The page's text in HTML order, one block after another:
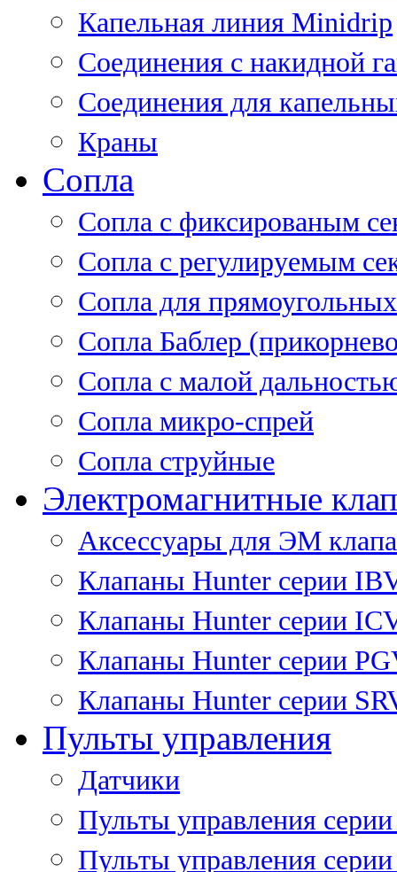
Капельная линия Minidrip
Соединения с накидной
Соединения для
Краны
Сопла
Cопла с фиксированым
Сопла с регулируемым
Сопла для
Сопла Баблер
Сопла с малой
Сопла микро-спрей
Сопла струйные
Электромагнитные
Аксессуары для ЭМ
Клапаны Hunter серии
Клапаны Hunter серии
Клапаны Hunter серии
Клапаны Hunter серии
Пульты управления
Датчики
Пульты управления
Пульты управления